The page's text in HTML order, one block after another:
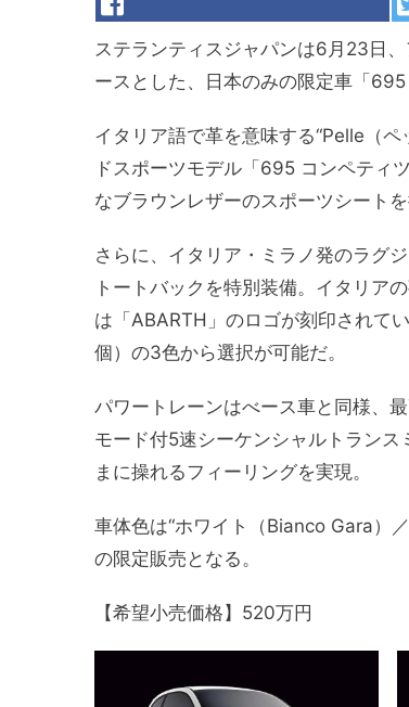
ステランティスジャパンは6月23日
ースとした、
日本のみの限定車「
イタリア語で革を意味する“Pelle（
ドスポーツモデル「695 コンペティ
なブラウンレザーのスポーツシートを
さらに、イタリア・ミラノ発のラグ
トートバックを特別装備。イタリア
は「ABARTH」のロゴが刻印されて
個）の3色から選択が可能だ。
パワートレーンはべース車と同様、
モード付5速シーケンシャルトラン
まに操れるフィーリングを実現。
車体色は“ホワイト（Bianco Gara）
の限定販売となる。
【希望小売価格】520万円